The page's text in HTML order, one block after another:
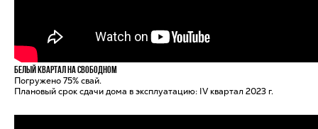
Белый квартал на Свободном
Погружено 75% свай.
Плановый срок сдачи дома в эксплуатацию: IV квартал 2023 г.